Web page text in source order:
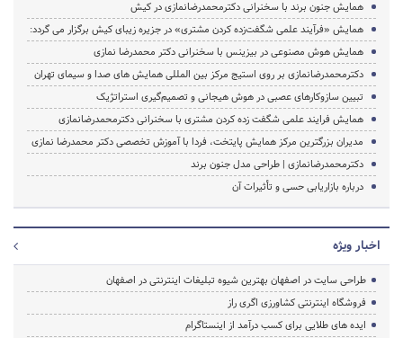
همایش جنون برند با سخنرانی دکترمحمدرضانمازی در کیش
همایش «فرآیند علمی شگفت‌زده کردن مشتری» در جزیره زیبای کیش برگزار می گردد:
همایش هوش مصنوعی در بیزینس با سخنرانی دکتر محمدرضا نمازی
دکترمحمدرضانمازی بر روی استیج مرکز بین المللی همایش های صدا و سیمای تهران
تبیین سازوکارهای عصبی در هوش هیجانی و تصمیم‌گیری استراتژیک
همایش فرایند علمی شگفت زده کردن مشتری با سخنرانی دکترمحمدرضانمازی
مدیران بزرگترین مرکز همایش پایتخت، فردا با آموزش تخصصی دکتر محمدرضا نمازی
دکترمحمدرضانمازی | طراحی مدل جنون برند
درباره بازاریابی حسی و تأثیرات آن
اخبار ویژه
طراحی سایت در اصفهان بهترین شیوه تبلیغات اینترنتی در اصفهان
فروشگاه اینترنتی کشاورزی اگری راز
ایده های طلایی برای کسب درآمد از اینستاگرام